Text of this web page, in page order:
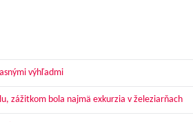
výhľadmi
zážitkom bola najmä exkurzia v železiarňach